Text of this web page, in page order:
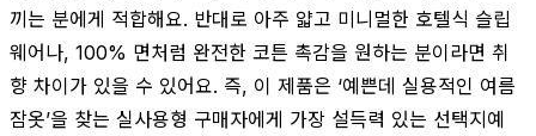
끼는 분에게 적합해요. 반대로 아주 얇고 미니멀한 호텔식 슬립
웨어나, 100% 면처럼 완전한 코튼 촉감을 원하는 분이라면 취
향 차이가 있을 수 있어요. 즉, 이 제품은 ‘예쁜데 실용적인 여름
잠옷’을 찾는 실사용형 구매자에게 가장 설득력 있는 선택지예